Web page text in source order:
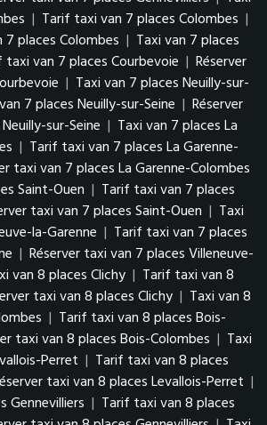
| Tarif taxi van 7 places Colombes |
7 places Colombes | Taxi van 7 places
taxi van 7 places Courbevoie | Réserver
| Taxi van 7 places Neuilly-sur-
7 places Neuilly-sur-Seine | Réserver
sur-Seine | Taxi van 7 places La
| Tarif taxi van 7 places La Garenne-
taxi van 7 places La Garenne-Colombes
Saint-Ouen | Tarif taxi van 7 places
taxi van 7 places Saint-Ouen | Taxi
la-Garenne | Tarif taxi van 7 places
| Réserver taxi van 7 places Villeneuve-
van 8 places Clichy | Tarif taxi van 8
taxi van 8 places Clichy | Taxi van 8
| Tarif taxi van 8 places Bois-
taxi van 8 places Bois-Colombes | Taxi
Perret | Tarif taxi van 8 places
taxi van 8 places Levallois-Perret |
Gennevilliers | Tarif taxi van 8 places